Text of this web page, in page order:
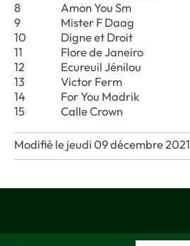
8
Amon You Sm
9
Mister F Daag
10
Digne et Droit
11
Flore de Janeiro
12
Ecureuil Jénilou
13
Victor Ferm
14
For You Madrik
15
Calle Crown
Modifié le jeudi 09 décembre 2021